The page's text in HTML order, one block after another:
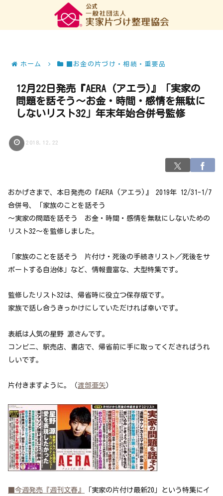
ホーム ■お金の片づけ・相続・重要品
12月22日発売『AERA (アエラ)』「実家の
問題を話そう～お金・時間・感情を無駄に
しないリスト32」年末年始合併号監修
2018.12.22
おかげさまで、本日発売の『AERA (アエラ)』 2019年 12/31-1/7
合併号、「家族のことを話そう
～実家の問題を話そう お金・時間・感情を無駄にしないための
リスト32～を監修しました。
「家族のことを話そう 片付け・死後の手続きリスト／死後をサ
ポートする自治体」など、情報豊富な、大型特集です。
監修したリスト32は、帰省時に役立つ保存版です。
家族で話し合うきっかけにしていただければ幸いです。
表紙は人気の星野 源さんです。
コンビニ、駅売店、書店で、帰省前に手に取ってくださればうれ
しいです。
片付きますように。（渡部亜矢）
■今週発売『週刊文春』
「実家の片付け最新20」という特集にイ